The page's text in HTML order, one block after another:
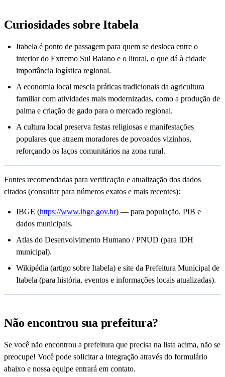
Curiosidades sobre Itabela
Itabela é ponto de passagem para quem se desloca entre o
interior do Extremo Sul Baiano e o litoral, o que dá à cidade
importância logística regional.
A economia local mescla práticas tradicionais da agricultura
familiar com atividades mais modernizadas, como a produção de
palma e criação de gado para o mercado regional.
A cultura local preserva festas religiosas e manifestações
populares que atraem moradores de povoados vizinhos,
reforçando os laços comunitários na zona rural.
Fontes recomendadas para verificação e atualização dos dados
citados (consultar para números exatos e mais recentes):
IBGE (https://www.ibge.gov.br) — para população, PIB e
dados municipais.
Atlas do Desenvolvimento Humano / PNUD (para IDH
municipal).
Wikipédia (artigo sobre Itabela) e site da Prefeitura Municipal de
Itabela (para história, eventos e informações locais atualizadas).
Não encontrou sua prefeitura?
Se você não encontrou a prefeitura que precisa na lista acima, não se
preocupe! Você pode solicitar a integração através do formulário
abaixo e nossa equipe entrará em contato.